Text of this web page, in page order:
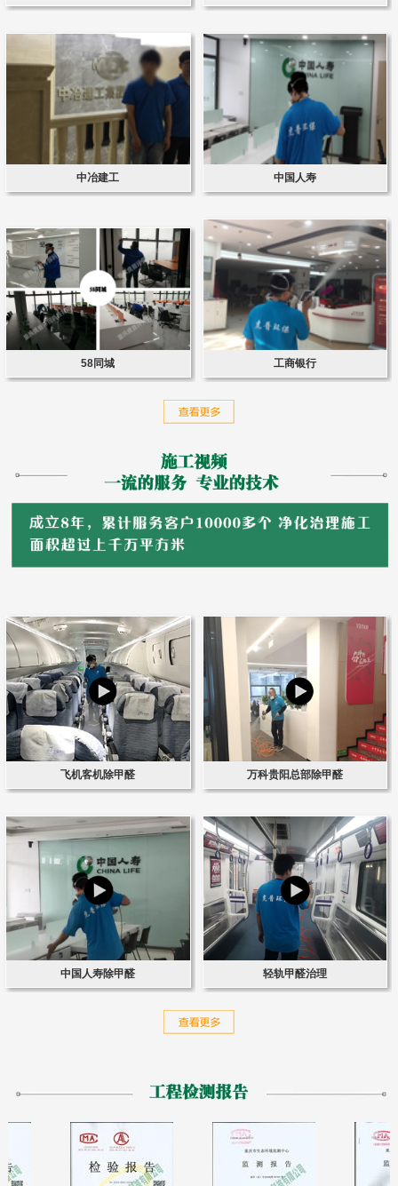
中冶建工 中国人寿
58同城 工商银行
飞机客机除甲醛 万科贵阳总部除甲醛
中国人寿除甲醛 轻轨甲醛治理